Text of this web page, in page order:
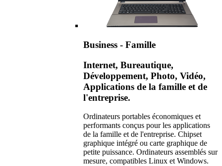
Business - Famille
Internet, Bureautique,
Développement, Photo, Vidéo,
Applications de la famille et de
l'entreprise.
Ordinateurs portables économiques et
performants conçus pour les applications
de la famille et de l'entreprise. Chipset
graphique intégré ou carte graphique de
petite puissance. Ordinateurs assemblés sur
mesure, compatibles Linux et Windows.